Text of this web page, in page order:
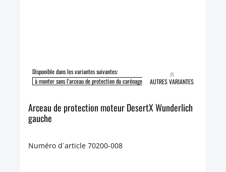
Disponible dans les variantes suivantes:
à monter sans l'arceau de protection du carénage
à monter avec l'arceau de
AUTRES VARIANTES
Arceau de protection moteur DesertX Wunderlich
gauche
Numéro d´article 70200-008